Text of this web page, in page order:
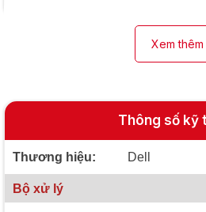
Xem thêm
Thông số kỹ
Thương hiệu: Dell
Bộ xử lý